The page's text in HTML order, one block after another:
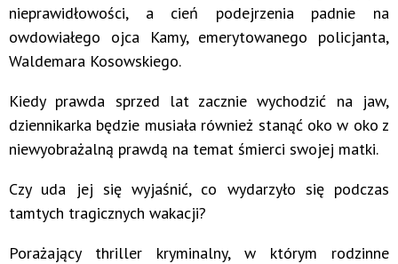
nieprawidłowości, a cień podejrzenia padnie na
owdowiałego ojca Kamy, emerytowanego policjanta,
Waldemara Kosowskiego.
Kiedy prawda sprzed lat zacznie wychodzić na jaw,
dziennikarka będzie musiała również stanąć oko w oko z
niewyobrażalną prawdą na temat śmierci swojej matki.
Czy uda jej się wyjaśnić, co wydarzyło się podczas
tamtych tragicznych wakacji?
Porażający thriller kryminalny, w którym rodzinne